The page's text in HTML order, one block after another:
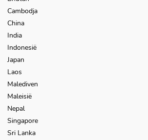
Cambodja
China
India
Indonesië
Japan
Laos
Malediven
Maleisië
Nepal
Singapore
Sri Lanka